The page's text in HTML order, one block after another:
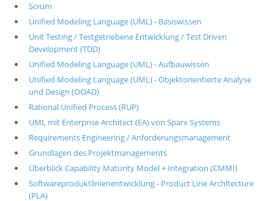
Scrum
Unified Modeling Language (UML) - Basiswissen
Unit Testing / Testgetriebene Entwicklung / Test Driven
Development (TDD)
Unified Modeling Language (UML) - Aufbauwissen
Unified Modeling Language (UML) - Objektorientierte Analyse
und Design (OOAD)
Rational Unified Process (RUP)
UML mit Enterprise Architect (EA) von Sparx Systems
Requirements Engineering / Anforderungsmanagement
Grundlagen des Projektmanagements
Überblick Capability Maturity Model + Integration (CMMI)
Softwareproduktlinienentwicklung - Product Line Architecture
(PLA)